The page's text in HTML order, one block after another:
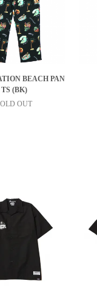
BEACH PAN
TS (BK)
OUT